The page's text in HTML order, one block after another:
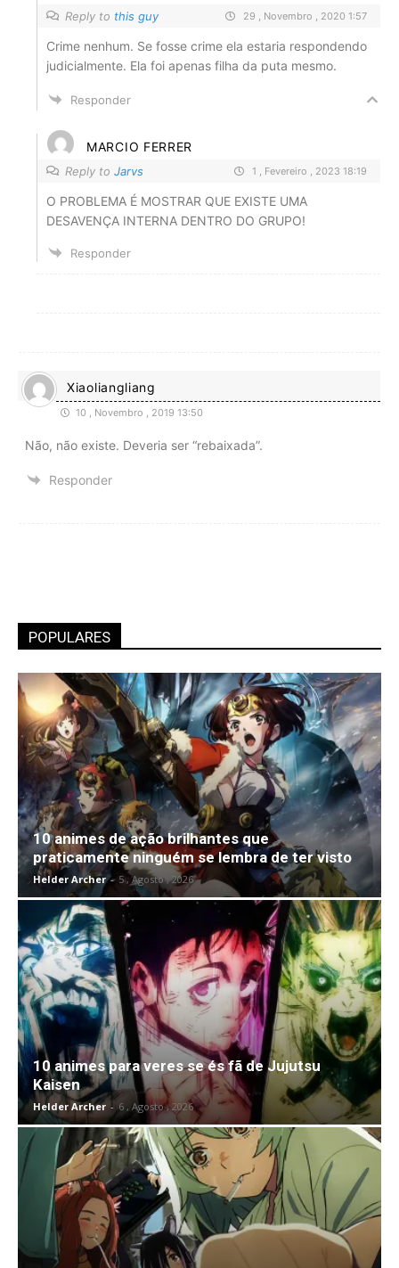
Reply to this guy 29 , Novembro , 2020 1:57
Crime nenhum. Se fosse crime ela estaria respondendo
judicialmente. Ela foi apenas filha da puta mesmo.
Responder
MARCIO FERRER
Reply to Jarvs 1 , Fevereiro , 2023 18:19
O PROBLEMA É MOSTRAR QUE EXISTE UMA
DESAVENÇA INTERNA DENTRO DO GRUPO!
Responder
Xiaoliangliang
10 , Novembro , 2019 13:50
Não, não existe. Deveria ser “rebaixada”.
Responder
POPULARES
10 animes de ação brilhantes que
praticamente ninguém se lembra de ter visto
Helder Archer - 5 , Agosto , 2026
10 animes para veres se és fã de Jujutsu
Kaisen
Helder Archer - 6 , Agosto , 2026